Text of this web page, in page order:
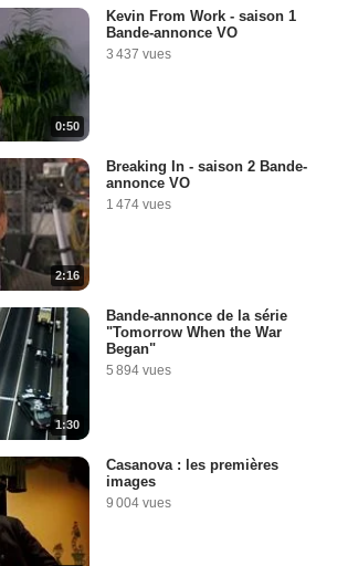
0:50
Kevin From Work - saison 1
Bande-annonce VO
3 437 vues
2:16
Breaking In - saison 2 Bande-
annonce VO
1 474 vues
1:30
Bande-annonce de la série
"Tomorrow When the War
Began"
5 894 vues
Casanova : les premières
images
9 004 vues